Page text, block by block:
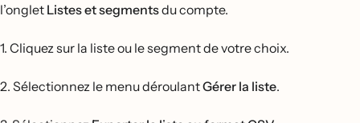
l’onglet Listes et segmentsdu compte.
1. Cliquez sur la liste ou le segment de votre choix.
2. Sélectionnez le menu déroulantGérer la liste.